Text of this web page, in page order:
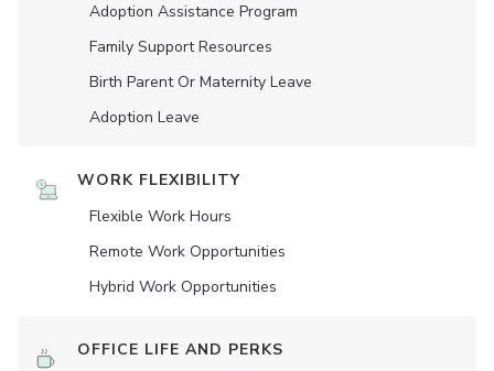
Adoption Assistance Program
Family Support Resources
Birth Parent Or Maternity Leave
Adoption Leave
WORK FLEXIBILITY
Flexible Work Hours
Remote Work Opportunities
Hybrid Work Opportunities
OFFICE LIFE AND PERKS